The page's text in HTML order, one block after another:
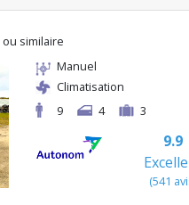
ou similaire
Manuel
Climatisation
9
4 3
9.9
(541